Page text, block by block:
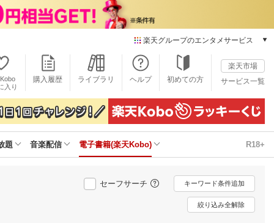
楽天グループのエンタメサービス
本/ゲーム/CD/DVD
楽天ブックス
電子書籍
楽天Kobo
雑誌読み放題
楽天ミュージック
動画配信
楽天TV
動画配信ガイド
入り
購入履歴 ライブラリ ヘルプ 初めての方
楽天市場
サービス一覧
題 音楽配信 電子書籍(楽天Kobo) R18+
セーフサーチ キーワード条件追加
絞り込み全解除